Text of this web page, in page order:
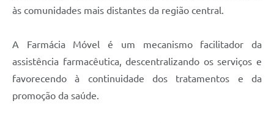
às comunidades mais distantes da região central.
A Farmácia Móvel é um mecanismo facilitador da
assistência farmacêutica, descentralizando os serviços e
favorecendo à continuidade dos tratamentos e da
promoção da saúde.